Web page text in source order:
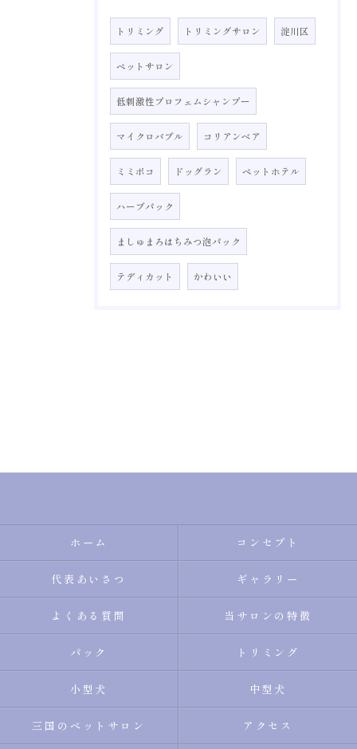
トリミング トリミングサロン 淀川区
ペットサロン
低刺激性プロフェムシャンプー
マイクロバブル コリアンベア
ミミポコ ドッグラン ペットホテル
ハーブパック
ましゅまろはちみつ泡パック
テディカット かわいい
ホーム コンセプト
代表あいさつ ギャラリー
よくある質問 当サロンの特徴
パック トリミング
小型犬 中型犬
三国のペットサロン アクセス